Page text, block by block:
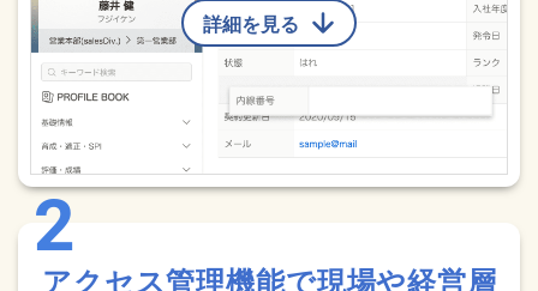
詳細を見る
アクセス管理機能で現場や経営層